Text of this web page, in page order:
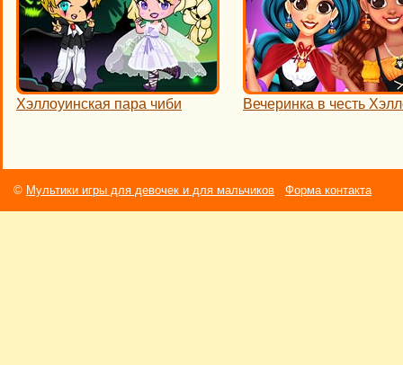
Хэллоуинская пара чиби Вечеринка в честь
© Мультики игры для девочек и для мальчиков Форма контакта